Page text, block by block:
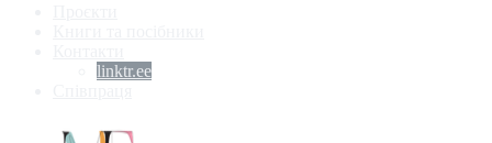
linktr.ee